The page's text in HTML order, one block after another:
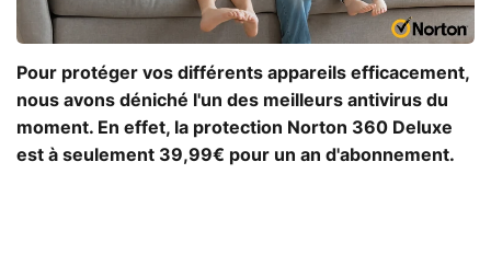
Pour protéger vos différents appareils efficacement,
nous avons déniché l'un des meilleurs antivirus du
moment. En effet, la protection Norton 360 Deluxe
est à seulement 39,99€ pour un an d'abonnement.